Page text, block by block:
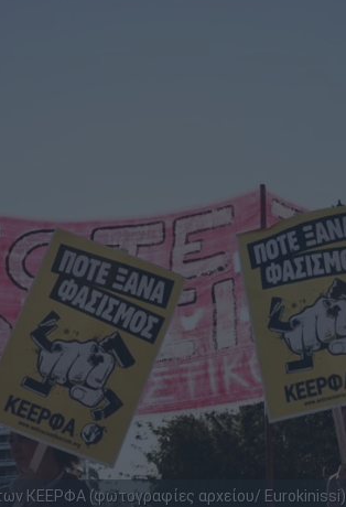
ΚΕΕΡΦΑ (φωτογραφίες αρχείου/ Eurokinissi)